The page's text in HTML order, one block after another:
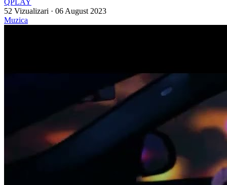
52 Vizualizari · 06 August 2023
Muzica